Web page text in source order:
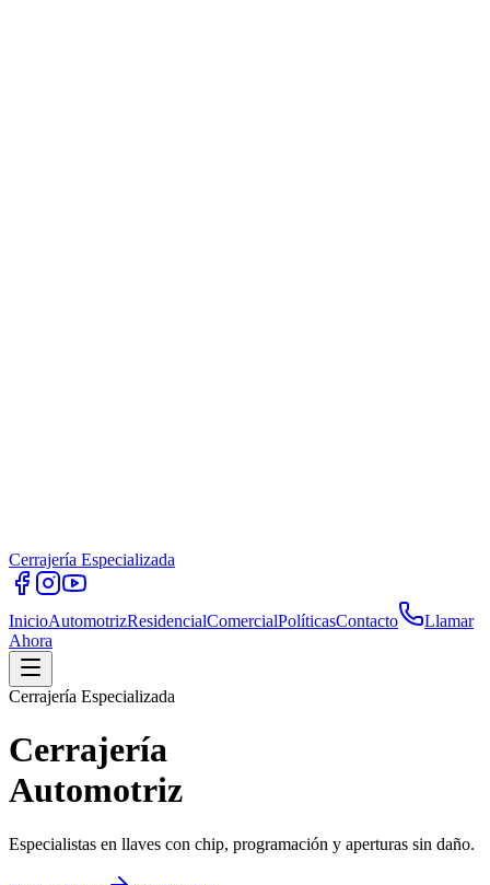
Cerrajería Especializada
InicioAutomotrizResidencialComercialPolíticasContacto
Llamar
Ahora